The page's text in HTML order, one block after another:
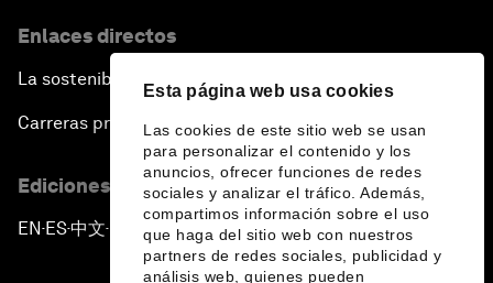
Esta página web usa cookies
Las cookies de este sitio web se usan
para personalizar el contenido y los
anuncios, ofrecer funciones de redes
sociales y analizar el tráfico. Además,
compartimos información sobre el uso
que haga del sitio web con nuestros
partners de redes sociales, publicidad y
análisis web, quienes pueden
Enlaces directos
La sostenibilidad en el Foro
Carreras profesionales
Ediciones en otros idiomas
EN ▪ES▪中文▪ 日本語